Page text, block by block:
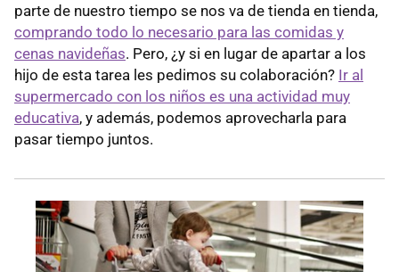
parte de nuestro tiempo se nos va de tienda en tienda,
comprando todo lo necesario para las comidas y
cenas navideñas. Pero, ¿y si en lugar de apartar a los
hijo de esta tarea les pedimos su colaboración? Ir al
supermercado con los niños es una actividad muy
educativa, y además, podemos aprovecharla para
pasar tiempo juntos.